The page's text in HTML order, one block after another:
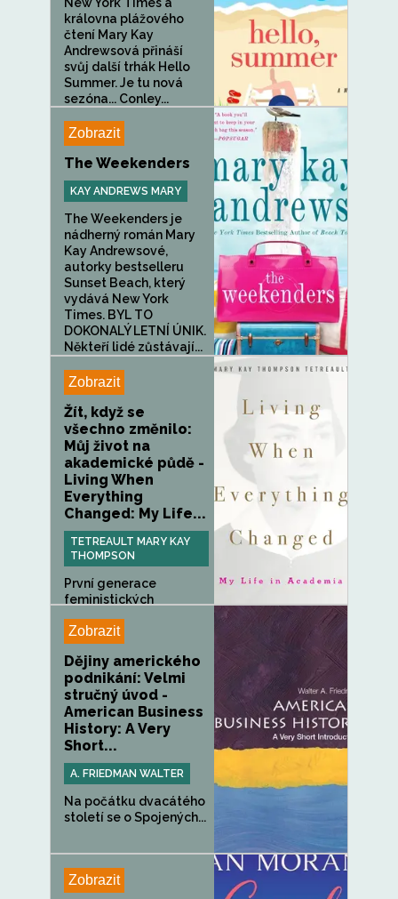
královna plážového
čtení Mary Kay
Andrewsová přináší
svůj další trhák Hello
Summer. Je tu nová
sezóna... Conley...
Zobrazit
The Weekenders
KAY ANDREWS MARY
The Weekenders je
nádherný román Mary
Kay Andrewsové,
autorky bestselleru
Sunset Beach, který
vydává New York
Times. BYL TO
DOKONALÝ LETNÍ ÚNIK.
Někteří lidé zůstávají...
Zobrazit
Žít, když se
všechno změnilo:
Můj život na
akademické půdě -
Living When
Everything
Changed: My Life...
TETREAULT MARY KAY
THOMPSON
První generace
feministických
Zobrazit
Dějiny amerického
podnikání: Velmi
stručný úvod -
American Business
History: A Very
Short...
A. FRIEDMAN WALTER
Na počátku dvacátého
století se o Spojených...
Zobrazit